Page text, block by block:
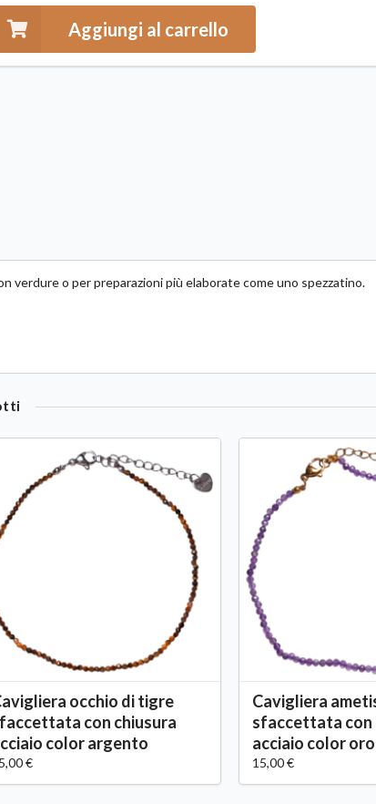
Aggiungi al carrello
verdure o per preparazioni più elaborate come uno spezzatino.
occhio di tigre
con chiusura
color argento
€
Cavigliera
sfaccettata con
acciaio color oro
15,00 €